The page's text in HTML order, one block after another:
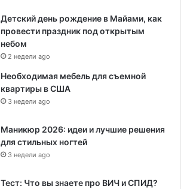
Детский день рождение в Майами, как
провести праздник под открытым
небом
2 недели ago
Необходимая мебель для съемной
квартиры в США
3 недели ago
Маникюр 2026: идеи и лучшие решения
для стильных ногтей
3 недели ago
Тест: Что вы знаете про ВИЧ и СПИД?